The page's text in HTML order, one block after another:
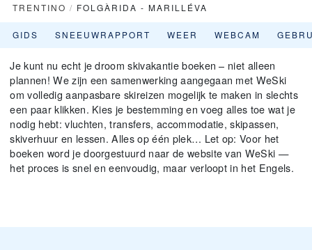
TRENTINO / FOLGÀRIDA - MARILLÉVA
GIDS SNEEUWRAPPORT WEER WEBCAM
Je kunt nu echt je droom skivakantie boeken – niet alleen
plannen! We zijn een samenwerking aangegaan met WeSki
om volledig aanpasbare skireizen mogelijk te maken in slechts
een paar klikken. Kies je bestemming en voeg alles toe wat je
nodig hebt: vluchten, transfers, accommodatie, skipassen,
skiverhuur en lessen. Alles op één plek… Let op: Voor het
boeken word je doorgestuurd naar de website van WeSki —
het proces is snel en eenvoudig, maar verloopt in het Engels.